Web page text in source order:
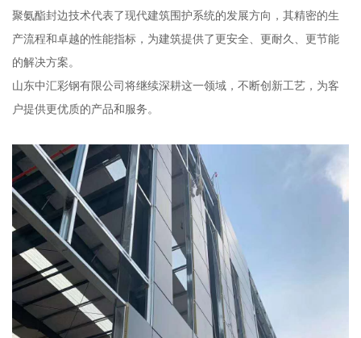
聚氨酯封边技术代表了现代建筑围护系统的发展方向，其精密的生
产流程和卓越的性能指标，为建筑提供了更安全、更耐久、更节能
的解决方案。
山东中汇彩钢有限公司将继续深耕这一领域，不断创新工艺，为客
户提供更优质的产品和服务。